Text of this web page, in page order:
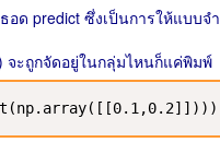
ด predict ซึ่งเป็นการให้แบบจ
จะถูกจัดอยู่ในกลุ่มไหนก็แค่พิมพ์